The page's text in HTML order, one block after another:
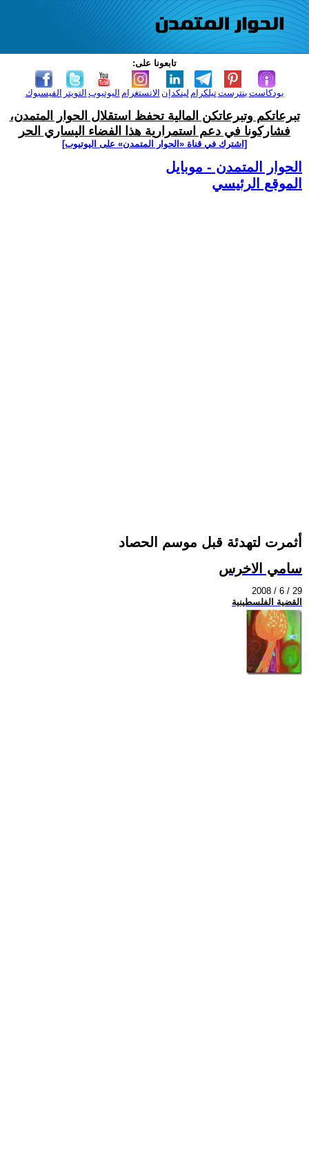
تابعونا على:
الفيسبوك التويتر اليوتيوب الانستغرام لينكدإن تيلكرامبنترست بودكاست
تبرعاتكم وتبرعاتكن المالية تحفظ استقلال الحوار المتمدن،
فشاركونا في دعم استمرارية هذا الفضاء اليساري الحر
[اشترك في قناة ‫«الحوار المتمدن» على اليوتيوب]
الحوار المتمدن - موبايل
الموقع الرئيسي
أثمرت لتهدئة قبل موسم الحصاد
سامي الاخرس
2008 / 6 / 29
القضية الفلسطينية